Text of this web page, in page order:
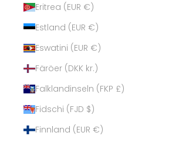
Eritrea (EUR €)
Estland (EUR €)
Eswatini (EUR €)
Färöer (DKK kr.)
Falklandinseln (FKP £)
Fidschi (FJD $)
Finnland (EUR €)